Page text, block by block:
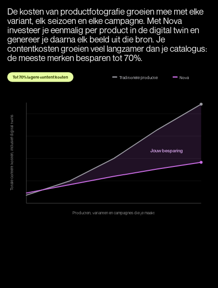
De kosten van productfotografie groeien mee met elke
variant, elk seizoen en elke campagne. Met Nova
investeer je eenmalig per product in de digital twin en
genereer je daarna elk beeld uit die bron. Je
contentkosten groeien veel langzamer dan je catalogus:
de meeste merken besparen tot 70%.
Tot 70% lagere content kosten Traditionele productie Nova
Jouw besparing
Producten, varianten en campagnes die je maakt
Totale content kosten, inclusief digital twins